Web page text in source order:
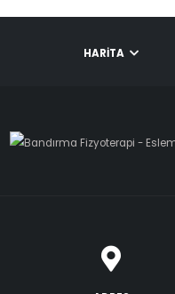
HARITA